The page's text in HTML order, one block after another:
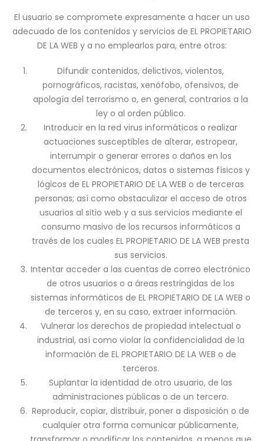
El usuario se compromete expresamente a hacer un uso
adecuado de los contenidos y servicios de EL PROPIETARIO
DE LA WEB y a no emplearlos para, entre otros:
Difundir contenidos, delictivos, violentos,
pornográficos, racistas, xenófobo, ofensivos, de
apología del terrorismo o, en general, contrarios a la
ley o al orden público.
Introducir en la red virus informáticos o realizar
actuaciones susceptibles de alterar, estropear,
interrumpir o generar errores o daños en los
documentos electrónicos, datos o sistemas físicos y
lógicos de EL PROPIETARIO DE LA WEB o de terceras
personas; así como obstaculizar el acceso de otros
usuarios al sitio web y a sus servicios mediante el
consumo masivo de los recursos informáticos a
través de los cuales EL PROPIETARIO DE LA WEB presta
sus servicios.
Intentar acceder a las cuentas de correo electrónico
de otros usuarios o a áreas restringidas de los
sistemas informáticos de EL PROPIETARIO DE LA WEB o
de terceros y, en su caso, extraer información.
Vulnerar los derechos de propiedad intelectual o
industrial, así como violar la confidencialidad de la
información de EL PROPIETARIO DE LA WEB o de
terceros.
Suplantar la identidad de otro usuario, de las
administraciones públicas o de un tercero.
Reproducir, copiar, distribuir, poner a disposición o de
cualquier otra forma comunicar públicamente,